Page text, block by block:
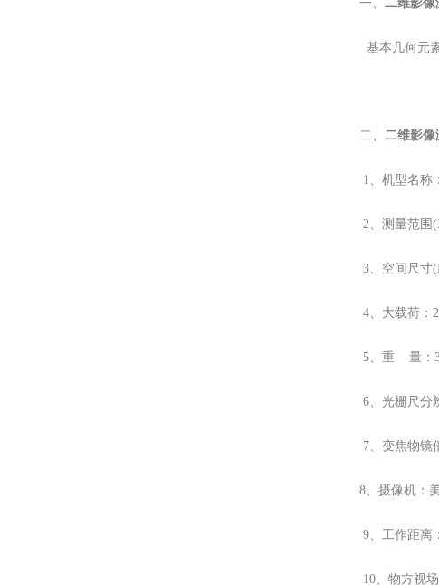
、
基本几何元
二、 二维影像
1、机型名称
2、测量范围
3、空间尺寸
4、大载荷：
5、重 量：
6、光栅尺分
7、变焦物镜
8、摄像机：
9、工作距离
10、物方视